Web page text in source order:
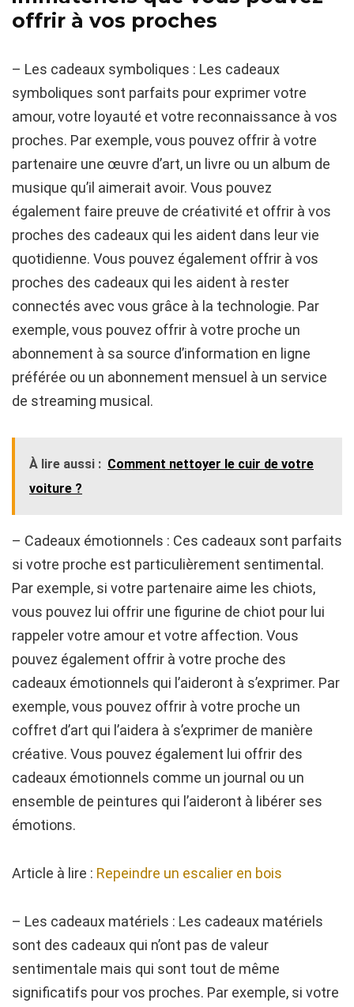
offrir à vos proches
– Les cadeaux symboliques : Les cadeaux
symboliques sont parfaits pour exprimer votre
amour, votre loyauté et votre reconnaissance à vos
proches. Par exemple, vous pouvez offrir à votre
partenaire une œuvre d’art, un livre ou un album de
musique qu’il aimerait avoir. Vous pouvez
également faire preuve de créativité et offrir à vos
proches des cadeaux qui les aident dans leur vie
quotidienne. Vous pouvez également offrir à vos
proches des cadeaux qui les aident à rester
connectés avec vous grâce à la technologie. Par
exemple, vous pouvez offrir à votre proche un
abonnement à sa source d’information en ligne
préférée ou un abonnement mensuel à un service
de streaming musical.
À lire aussi : Comment nettoyer le cuir de votre
voiture ?
– Cadeaux émotionnels : Ces cadeaux sont parfaits
si votre proche est particulièrement sentimental.
Par exemple, si votre partenaire aime les chiots,
vous pouvez lui offrir une figurine de chiot pour lui
rappeler votre amour et votre affection. Vous
pouvez également offrir à votre proche des
cadeaux émotionnels qui l’aideront à s’exprimer. Par
exemple, vous pouvez offrir à votre proche un
coffret d’art qui l’aidera à s’exprimer de manière
créative. Vous pouvez également lui offrir des
cadeaux émotionnels comme un journal ou un
ensemble de peintures qui l’aideront à libérer ses
émotions.
Article à lire : Repeindre un escalier en bois
– Les cadeaux matériels : Les cadeaux matériels
sont des cadeaux qui n’ont pas de valeur
sentimentale mais qui sont tout de même
significatifs pour vos proches. Par exemple, si votre